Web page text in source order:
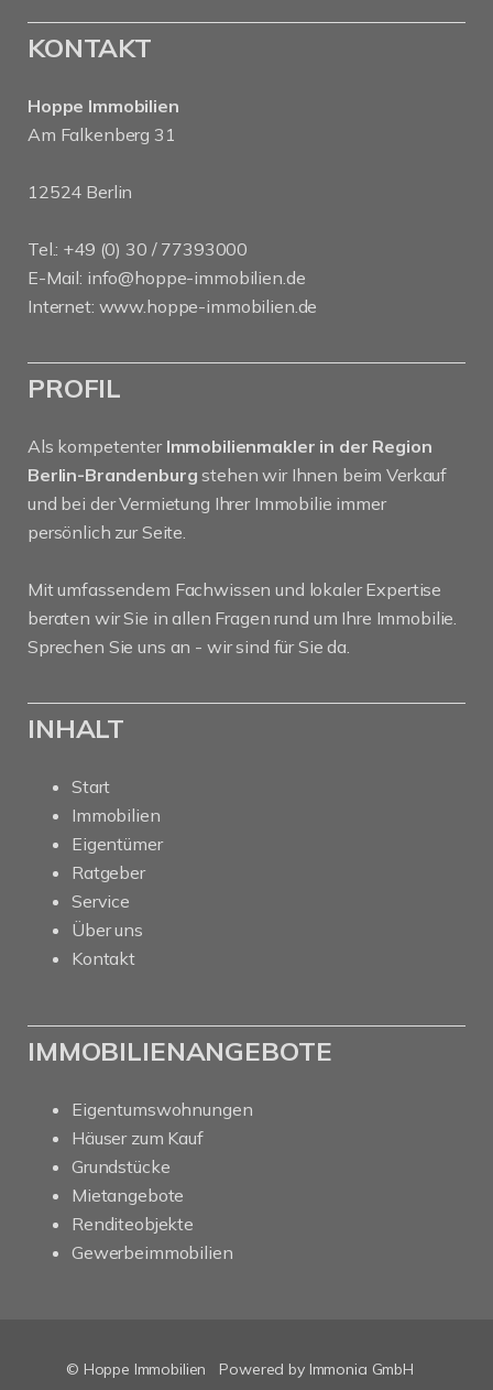
KONTAKT
Hoppe Immobilien
Am Falkenberg 31
12524 Berlin
Tel.: +49 (0) 30 / 77393000
E-Mail: info@hoppe-immobilien.de
Internet: www.hoppe-immobilien.de
PROFIL
Als kompetenter Immobilienmakler in der Region
Berlin-Brandenburg stehen wir Ihnen beim Verkauf
und bei der Vermietung Ihrer Immobilie immer
persönlich zur Seite.
Mit umfassendem Fachwissen und lokaler Expertise
beraten wir Sie in allen Fragen rund um Ihre Immobilie.
Sprechen Sie uns an - wir sind für Sie da.
INHALT
Start
Immobilien
Eigentümer
Ratgeber
Service
Über uns
Kontakt
IMMOBILIENANGEBOTE
Eigentumswohnungen
Häuser zum Kauf
Grundstücke
Mietangebote
Renditeobjekte
Gewerbeimmobilien
© Hoppe Immobilien Powered by Immonia GmbH